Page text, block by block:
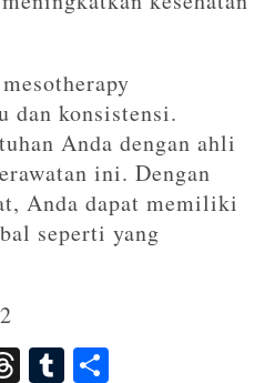
dan konsistensi.
Anda dengan ahli
ini. Dengan
Anda dapat memiliki
seperti yang
T T